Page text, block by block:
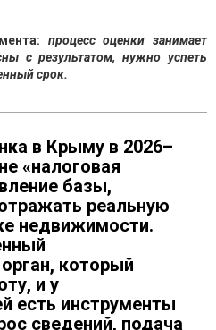
процесс оценки занимает
с результатом, нужно успеть
срок.
в Крыму в 2026–
«налоговая
базы,
реальную
недвижимости.
который
и у
есть инструменты
сведений, подача